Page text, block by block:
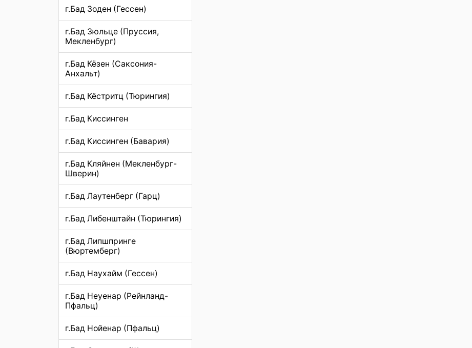
г.Бад Зоден (Гессен)
г.Бад Зюльце (Пруссия,
Мекленбург)
г.Бад Кёзен (Саксония-
Анхальт)
г.Бад Кёстритц (Тюрингия)
г.Бад Киссинген
г.Бад Киссинген (Бавария)
г.Бад Кляйнен (Мекленбург-
Шверин)
г.Бад Лаутенберг (Гарц)
г.Бад Либенштайн (Тюрингия)
г.Бад Липшпринге
(Вюртемберг)
г.Бад Наухайм (Гессен)
г.Бад Неуенар (Рейнланд-
Пфальц)
г.Бад Нойенар (Пфальц)